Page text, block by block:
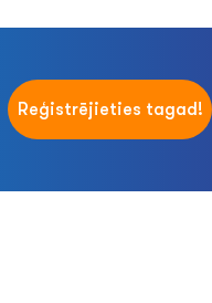
Reģistrējieties tagad!